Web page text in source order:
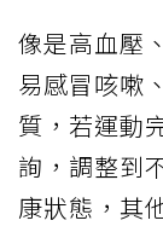
像是高血壓
易感冒咳嗽
質，若運動
詢，調整到
康狀態，其